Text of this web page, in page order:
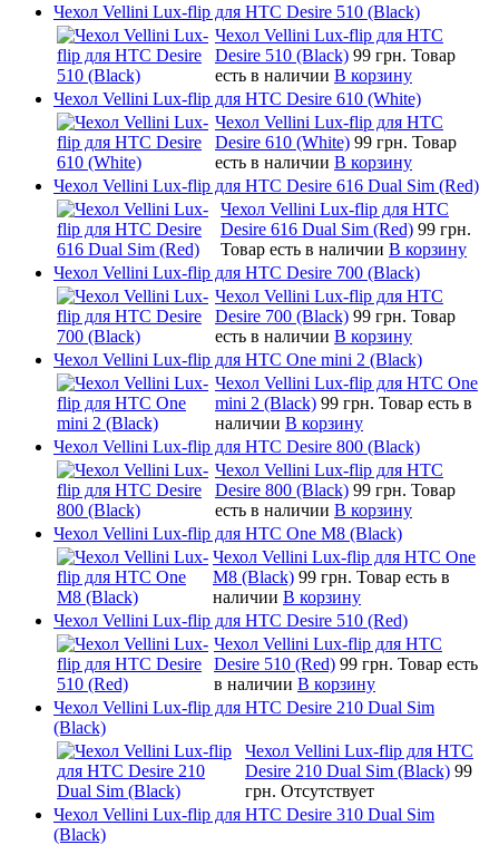
Чехол Vellini Lux-flip для HTC Desire 510 (Black)
Чехол Vellini Lux-flip для HTC
Desire 510 (Black) 99 грн. Товар
есть в наличии В корзину
Чехол Vellini Lux-flip для HTC Desire 610 (White)
Чехол Vellini Lux-flip для HTC
Desire 610 (White) 99 грн. Товар
есть в наличии В корзину
Чехол Vellini Lux-flip для HTC Desire 616 Dual Sim (Red)
Чехол Vellini Lux-flip для HTC
Desire 616 Dual Sim (Red) 99 грн.
Товар есть в наличии В корзину
Чехол Vellini Lux-flip для HTC Desire 700 (Black)
Чехол Vellini Lux-flip для HTC
Desire 700 (Black) 99 грн. Товар
есть в наличии В корзину
Чехол Vellini Lux-flip для HTC One mini 2 (Black)
Чехол Vellini Lux-flip для HTC One
mini 2 (Black) 99 грн. Товар есть в
наличии В корзину
Чехол Vellini Lux-flip для HTC Desire 800 (Black)
Чехол Vellini Lux-flip для HTC
Desire 800 (Black) 99 грн. Товар
есть в наличии В корзину
Чехол Vellini Lux-flip для HTC One M8 (Black)
Чехол Vellini Lux-flip для HTC One
M8 (Black) 99 грн. Товар есть в
наличии В корзину
Чехол Vellini Lux-flip для HTC Desire 510 (Red)
Чехол Vellini Lux-flip для HTC
Desire 510 (Red) 99 грн. Товар есть
в наличии В корзину
Чехол Vellini Lux-flip для HTC Desire 210 Dual Sim
(Black)
Чехол Vellini Lux-flip для HTC
Desire 210 Dual Sim (Black) 99
грн. Отсутствует
Чехол Vellini Lux-flip для HTC Desire 310 Dual Sim
(Black)